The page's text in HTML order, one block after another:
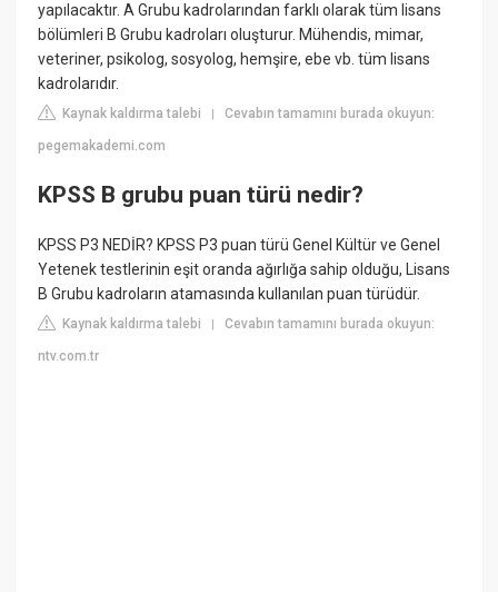
yapılacaktır. A Grubu kadrolarından farklı olarak tüm lisans
bölümleri B Grubu kadroları oluşturur. Mühendis, mimar,
veteriner, psikolog, sosyolog, hemşire, ebe vb. tüm lisans
kadrolarıdır.
Kaynak kaldırma talebi |Cevabın tamamını burada okuyun:
pegemakademi.com
KPSS B grubu puan türü nedir?
KPSS P3 NEDİR? KPSS P3 puan türü Genel Kültür ve Genel
Yetenek testlerinin eşit oranda ağırlığa sahip olduğu, Lisans
B Grubu kadroların atamasında kullanılan puan türüdür.
Kaynak kaldırma talebi |Cevabın tamamını burada okuyun:
ntv.com.tr